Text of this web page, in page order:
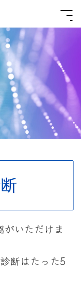
RFD
株
いただけま
断はたった5